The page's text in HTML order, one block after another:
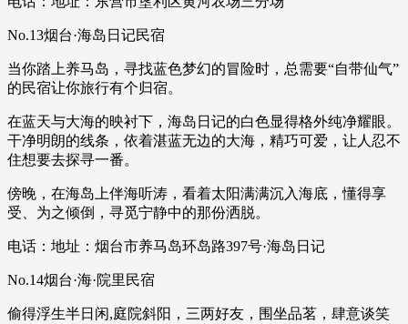
No.13烟台·海岛日记民宿
当你踏上养马岛，寻找蓝色梦幻的冒险时，总需要“自带仙气”
的民宿让你旅行有个归宿。
在蓝天与大海的映衬下，海岛日记的白色显得格外纯净耀眼。
干净明朗的线条，依着湛蓝无边的大海，精巧可爱，让人忍不
住想要去探寻一番。
傍晚，在海岛上伴海听涛，看着太阳满满沉入海底，懂得享
受、为之倾倒，寻觅宁静中的那份洒脱。
电话：地址：烟台市养马岛环岛路397号·海岛日记
No.14烟台·海·院里民宿
偷得浮生半日闲,庭院斜阳，三两好友，围坐品茗，肆意谈笑